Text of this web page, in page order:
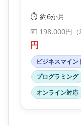
⏱️ 約6か月
💴 198,000円（
円
ビジネスマイン
プログラミング
オンライン対応